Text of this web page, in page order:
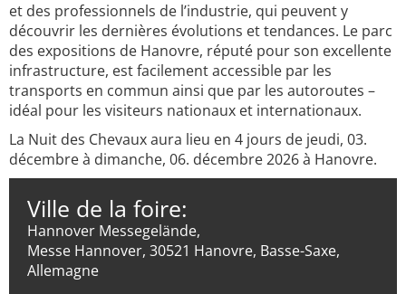
et des professionnels de l’industrie, qui peuvent y
découvrir les dernières évolutions et tendances. Le parc
des expositions de Hanovre, réputé pour son excellente
infrastructure, est facilement accessible par les
transports en commun ainsi que par les autoroutes –
idéal pour les visiteurs nationaux et internationaux.
La Nuit des Chevaux aura lieu en 4 jours de jeudi, 03.
décembre à dimanche, 06. décembre 2026 à Hanovre.
Ville de la foire:
Hannover Messegelände,
Messe Hannover, 30521 Hanovre, Basse-Saxe,
Allemagne